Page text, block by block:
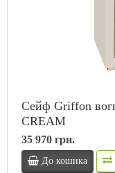
Сейф Griffon
CREAM
35 970 грн.
До кошика